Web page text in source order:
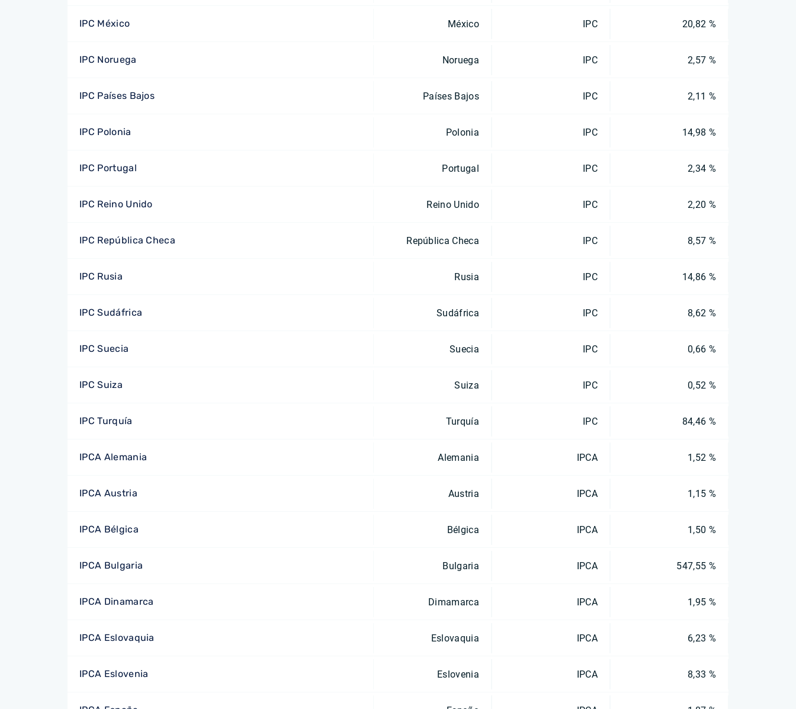
IPC México México IPC 20,82 %
IPC Noruega Noruega IPC 2,57 %
IPC Países Bajos Países Bajos IPC 2,11 %
IPC Polonia Polonia IPC 14,98 %
IPC Portugal Portugal IPC 2,34 %
IPC Reino Unido Reino Unido IPC 2,20 %
IPC República Checa República Checa IPC 8,57 %
IPC Rusia Rusia IPC 14,86 %
IPC Sudáfrica Sudáfrica IPC 8,62 %
IPC Suecia Suecia IPC 0,66 %
IPC Suiza Suiza IPC 0,52 %
IPC Turquía Turquía IPC 84,46 %
IPCA Alemania Alemania IPCA 1,52 %
IPCA Austria Austria IPCA 1,15 %
IPCA Bélgica Bélgica IPCA 1,50 %
IPCA Bulgaria Bulgaria IPCA 547,55 %
IPCA Dinamarca Dimamarca IPCA 1,95 %
IPCA Eslovaquia Eslovaquia IPCA 6,23 %
IPCA Eslovenia Eslovenia IPCA 8,33 %